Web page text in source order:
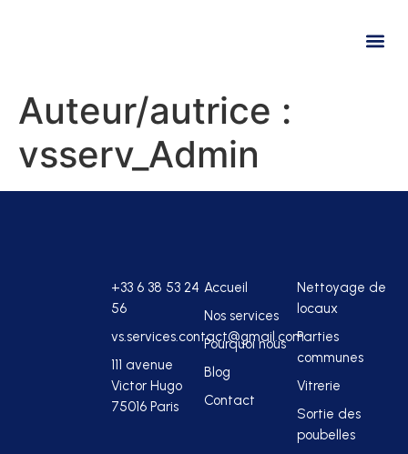
Auteur/autrice :
vsserv_Admin
+33 6 38 53 24
56
vs.services.contact@gmail.com
111 avenue
Victor Hugo
75016 Paris
Accueil
Nos services
Pourquoi nous
Blog
Contact
Nettoyage de
locaux
Parties
communes
Vitrerie
Sortie des
poubelles